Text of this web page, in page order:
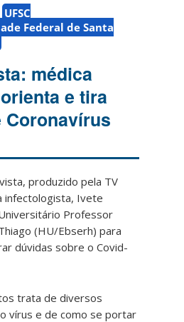
UFSC
Federal de Santa
médica
e tira
produzido pela TV
infectologista, Ivete
Professor
(HU/Ebserh) para
dúvidas sobre o Covid-
trata de diversos
vírus e de como se portar